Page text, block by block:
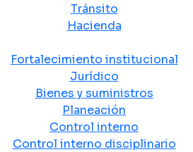
Tránsito
Hacienda
Fortalecimiento institucional
Jurídico
Bienes y suministros
Planeación
Control interno
Control interno disciplinario